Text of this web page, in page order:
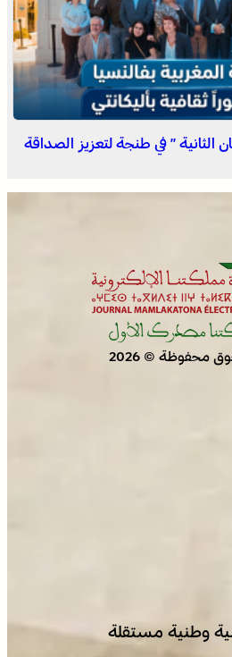
داخل عشة بمنطقة منابع
لكشف ملابسات الجريمة
” في طنجة لتعزيز الصداقة
محفوظة © 2026
وطنية مستقلة